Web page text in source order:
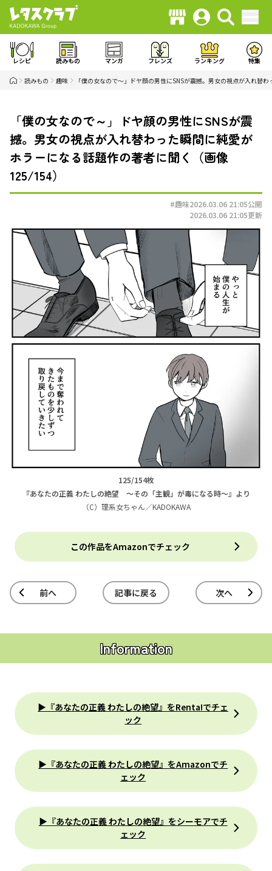
レシピ 読みもの マンガ フレンズ ランキング 特集
読みもの 趣味 「僕の女なので～」ドヤ顔の男性にSNSが震撼。男女の視点が入れ替
「僕の女なので～」ドヤ顔の男性にSNSが震
撼。男女の視点が入れ替わった瞬間に純愛が
ホラーになる話題作の著者に聞く（画像
125/154）
#趣味2026.03.06 21:05公開
2026.03.06 21:05更新
125/154枚
『あなたの正義 わたしの絶望 ～その「主観」が毒になる時～』より
（C）理系女ちゃん／KADOKAWA
この作品をAmazonでチェック
前へ 記事に戻る 次へ
Information
▶『あなたの正義 わたしの絶望』をRenta!でチェ
ック
▶『あなたの正義 わたしの絶望』をAmazonでチ
ェック
▶『あなたの正義 わたしの絶望』をシーモアでチ
ェック